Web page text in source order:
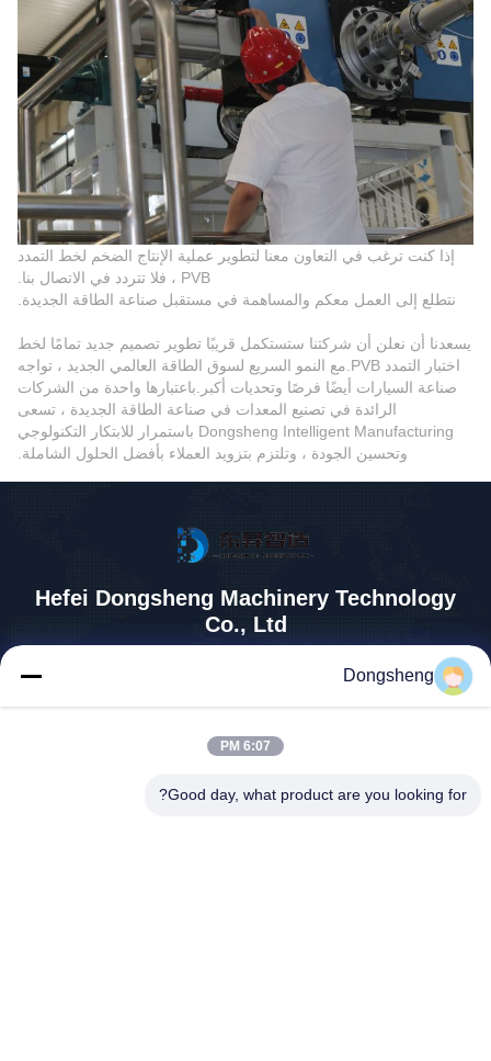
إذا كنت ترغب في التعاون معنا لتطوير عملية الإنتاج الضخم لخط التمدد
PVB ، فلا تتردد في الاتصال بنا.
نتطلع إلى العمل معكم والمساهمة في مستقبل صناعة الطاقة الجديدة.
يسعدنا أن نعلن أن شركتنا ستستكمل قريبًا تطوير تصميم جديد تمامًا لخط
اختبار التمدد PVB.مع النمو السريع لسوق الطاقة العالمي الجديد ، تواجه
صناعة السيارات أيضًا فرصًا وتحديات أكبر.باعتبارها واحدة من الشركات
الرائدة في تصنيع المعدات في صناعة الطاقة الجديدة ، تسعى
Dongsheng Intelligent Manufacturing باستمرار للابتكار التكنولوجي
وتحسين الجودة ، وتلتزم بتزويد العملاء بأفضل الحلول الشاملة.
Hefei Dongsheng Machinery Technology
Co., Ltd
منطقة التنمية الاقتصادية ، خفي
Dongsheng
6:07 PM
Good day, what product are you looking for?